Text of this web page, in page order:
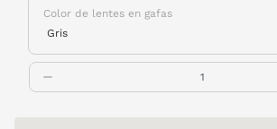
Color de lentes en gafas